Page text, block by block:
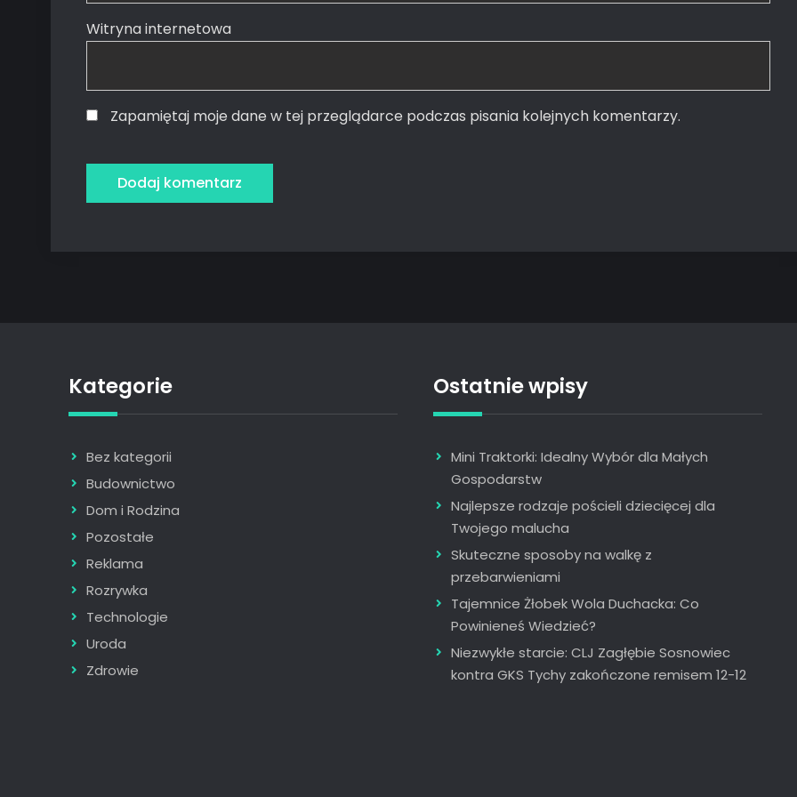
Witryna internetowa
Zapamiętaj moje dane w tej przeglądarce podczas pisania kolejnych komentarzy.
Kategorie
Bez kategorii
Budownictwo
Dom i Rodzina
Pozostałe
Reklama
Rozrywka
Technologie
Uroda
Zdrowie
Ostatnie wpisy
Mini Traktorki: Idealny Wybór dla Małych
Gospodarstw
Najlepsze rodzaje pościeli dziecięcej dla
Twojego malucha
Skuteczne sposoby na walkę z
przebarwieniami
Tajemnice Żłobek Wola Duchacka: Co
Powinieneś Wiedzieć?
Niezwykłe starcie: CLJ Zagłębie Sosnowiec
kontra GKS Tychy zakończone remisem 12-12